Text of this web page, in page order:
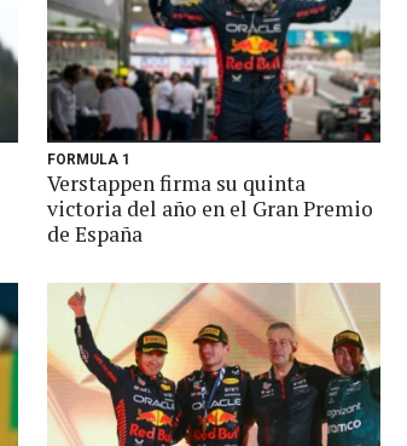
FORMULA 1
Verstappen firma su quinta
victoria del año en el Gran Premio
de España